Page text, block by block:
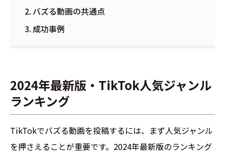
バズる動画の共通点
成功事例
2024年最新版・TikTok人気ジャンル
ランキング
TikTokでバズる動画を投稿するには、まず人気ジャンル
を押さえることが重要です。2024年最新版のランキング